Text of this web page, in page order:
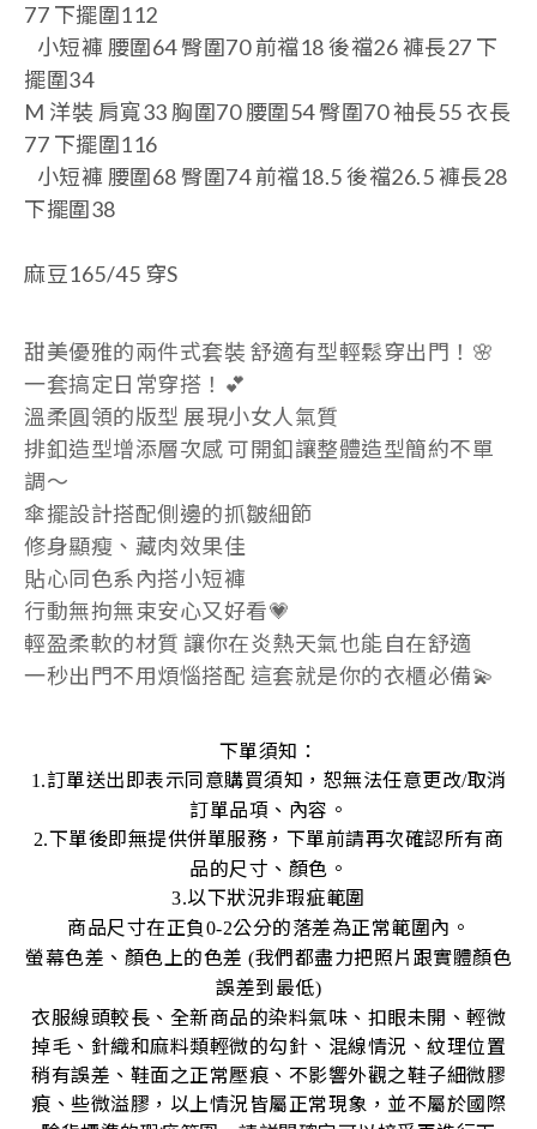
77 下擺圍112
小短褲 腰圍64臀圍70前襠18 後襠26 褲長27 下
擺圍34
M 洋裝 肩寬33 胸圍70 腰圍54 臀圍70 袖長55 衣長
77 下擺圍116
小短褲 腰圍68臀圍74前襠18.5 後襠26.5褲長28
下擺圍38
麻豆165/45 穿S
甜美優雅的兩件式套裝 舒適有型輕鬆穿出門！ 🌸
一套搞定日常穿搭！💕
溫柔圓領的版型 展現小女人氣質
排釦造型增添層次感 可開釦讓整體造型簡約不單
調～
傘擺設計搭配側邊的抓皺細節
修身顯瘦、藏肉效果佳
貼心同色系內搭小短褲
行動無拘無束安心又好看💗
輕盈柔軟的材質 讓你在炎熱天氣也能自在舒適
一秒出門不用煩惱搭配 這套就是你的衣櫃必備💫
下單須知：
1.訂單送出即表示同意購買須知，恕無法任意更改/取消
訂單品項、內容。
2.下單後即無提供併單服務，下單前請再次確認所有商
品的尺寸、顏色。
3.以下狀況非瑕疵範圍
商品尺寸在正負0-2公分的落差為正常範圍內。
螢幕色差 、 顏色上的色差 (我們都盡力把照片跟實體顏色
誤差到最低)
衣服線頭較長、全新商品的染料氣味、扣眼未開、輕微
掉毛、針織和麻料類輕微的勾針、混線情況、紋理位置
稍有誤差、鞋面之正常壓痕、不影響外觀之鞋子細微膠
痕、些微溢膠，以上情況皆屬正常現象，並不屬於國際